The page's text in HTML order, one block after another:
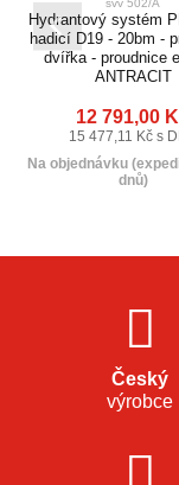
Hydrantový systém
hadicí D19 - 20bm -
dvířka - proudnice
ANTRACIT
12 791,00
15 477,11 Kč s
Na objednávku
dnů)
Český
výrobce